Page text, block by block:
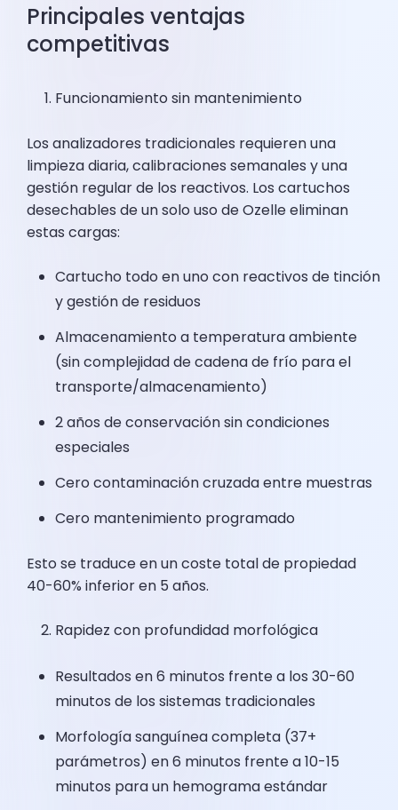
Principales ventajas
competitivas
Funcionamiento sin mantenimiento
Los analizadores tradicionales requieren una
limpieza diaria, calibraciones semanales y una
gestión regular de los reactivos. Los cartuchos
desechables de un solo uso de Ozelle eliminan
estas cargas:
Cartucho todo en uno con reactivos de tinción
y gestión de residuos
Almacenamiento a temperatura ambiente
(sin complejidad de cadena de frío para el
transporte/almacenamiento)
2 años de conservación sin condiciones
especiales
Cero contaminación cruzada entre muestras
Cero mantenimiento programado
Esto se traduce en un coste total de propiedad
40-60% inferior en 5 años.
Rapidez con profundidad morfológica
Resultados en 6 minutos frente a los 30-60
minutos de los sistemas tradicionales
Morfología sanguínea completa (37+
parámetros) en 6 minutos frente a 10-15
minutos para un hemograma estándar